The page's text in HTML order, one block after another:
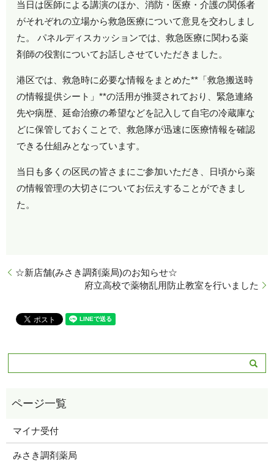
当日は医師による講演のほか、消防・医療・介護の関係者
がそれぞれの立場から救急医療について意見を交わしまし
た。 パネルディスカッションでは、救急医療に関わる薬
剤師の役割についてお話しさせていただきました。
港区では、救急時に必要な情報をまとめた**「救急搬送時
の情報提供シート」**の活用が推奨されており、緊急連絡
先や病歴、延命治療の希望などを記入して自宅の冷蔵庫な
どに保管しておくことで、救急隊が迅速に医療情報を確認
できる仕組みとなっています。
当日も多くの区民の皆さまにご参加いただき、日頃から薬
の情報管理の大切さについてお伝えすることができまし
た。
☆新店舗(みさき調剤薬局)のお知らせ☆
府立高校で薬物乱用防止教室を行いました
マイナ受付
みさき調剤薬局